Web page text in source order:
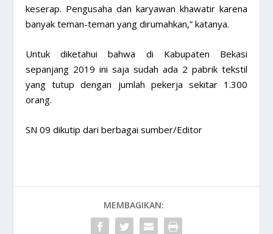
keserap. Pengusaha dan karyawan khawatir karena
banyak teman-teman yang dirumahkan,” katanya.
Untuk diketahui bahwa di Kabupaten Bekasi
sepanjang 2019 ini saja sudah ada 2 pabrik tekstil
yang tutup dengan jumlah pekerja sekitar 1.300
orang.
SN 09 dikutip dari berbagai sumber/Editor
MEMBAGIKAN: